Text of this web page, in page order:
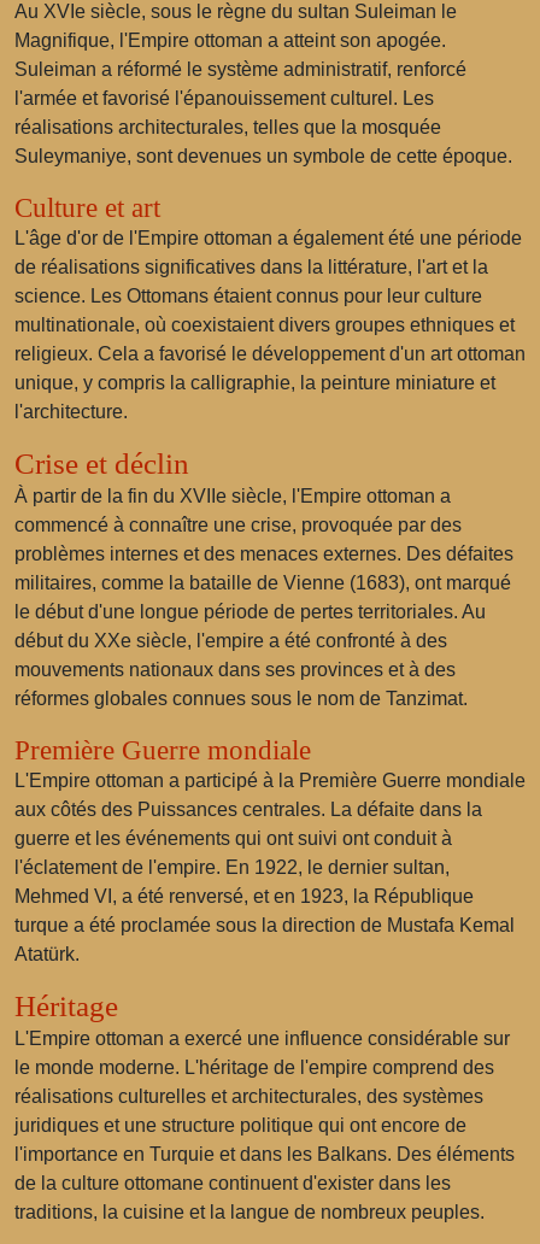
Au XVIe siècle, sous le règne du sultan Suleiman le
Magnifique, l'Empire ottoman a atteint son apogée.
Suleiman a réformé le système administratif, renforcé
l'armée et favorisé l'épanouissement culturel. Les
réalisations architecturales, telles que la mosquée
Suleymaniye, sont devenues un symbole de cette époque.
Culture et art
L'âge d'or de l'Empire ottoman a également été une période
de réalisations significatives dans la littérature, l'art et la
science. Les Ottomans étaient connus pour leur culture
multinationale, où coexistaient divers groupes ethniques et
religieux. Cela a favorisé le développement d'un art ottoman
unique, y compris la calligraphie, la peinture miniature et
l'architecture.
Crise et déclin
À partir de la fin du XVIIe siècle, l'Empire ottoman a
commencé à connaître une crise, provoquée par des
problèmes internes et des menaces externes. Des défaites
militaires, comme la bataille de Vienne (1683), ont marqué
le début d'une longue période de pertes territoriales. Au
début du XXe siècle, l'empire a été confronté à des
mouvements nationaux dans ses provinces et à des
réformes globales connues sous le nom de Tanzimat.
Première Guerre mondiale
L'Empire ottoman a participé à la Première Guerre mondiale
aux côtés des Puissances centrales. La défaite dans la
guerre et les événements qui ont suivi ont conduit à
l'éclatement de l'empire. En 1922, le dernier sultan,
Mehmed VI, a été renversé, et en 1923, la République
turque a été proclamée sous la direction de Mustafa Kemal
Atatürk.
Héritage
L'Empire ottoman a exercé une influence considérable sur
le monde moderne. L'héritage de l'empire comprend des
réalisations culturelles et architecturales, des systèmes
juridiques et une structure politique qui ont encore de
l'importance en Turquie et dans les Balkans. Des éléments
de la culture ottomane continuent d'exister dans les
traditions, la cuisine et la langue de nombreux peuples.